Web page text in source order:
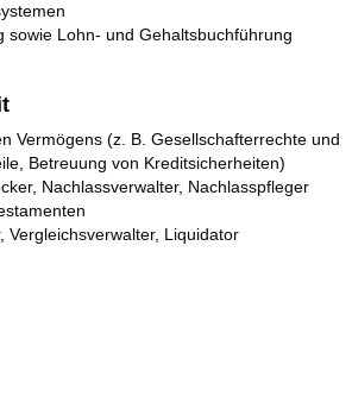
sowie Lohn- und Gehaltsbuchführung
Vermögens (z. B. Gesellschafterrechte und
Betreuung von Kreditsicherheiten)
Nachlassverwalter, Nachlasspfleger
Vergleichsverwalter, Liquidator